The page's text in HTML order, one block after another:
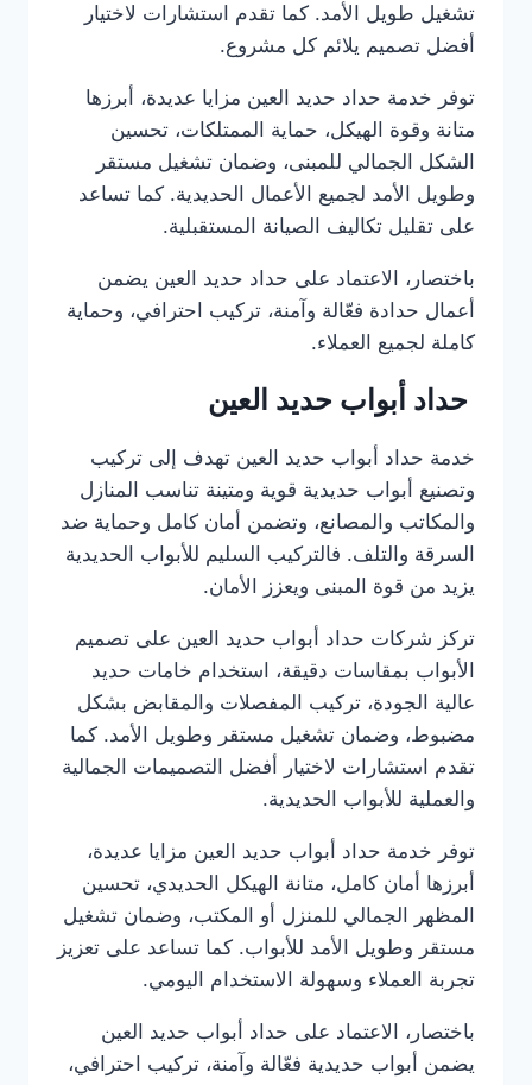
تشغيل طويل الأمد. كما تقدم استشارات لاختيار
أفضل تصميم يلائم كل مشروع.
توفر خدمة حداد حديد العين مزايا عديدة، أبرزها
متانة وقوة الهيكل، حماية الممتلكات، تحسين
الشكل الجمالي للمبنى، وضمان تشغيل مستقر
وطويل الأمد لجميع الأعمال الحديدية. كما تساعد
على تقليل تكاليف الصيانة المستقبلية.
باختصار، الاعتماد على حداد حديد العين يضمن
أعمال حدادة فعّالة وآمنة، تركيب احترافي، وحماية
كاملة لجميع العملاء.
حداد أبواب حديد العين
خدمة حداد أبواب حديد العين تهدف إلى تركيب
وتصنيع أبواب حديدية قوية ومتينة تناسب المنازل
والمكاتب والمصانع، وتضمن أمان كامل وحماية ضد
السرقة والتلف. فالتركيب السليم للأبواب الحديدية
يزيد من قوة المبنى ويعزز الأمان.
تركز شركات حداد أبواب حديد العين على تصميم
الأبواب بمقاسات دقيقة، استخدام خامات حديد
عالية الجودة، تركيب المفصلات والمقابض بشكل
مضبوط، وضمان تشغيل مستقر وطويل الأمد. كما
تقدم استشارات لاختيار أفضل التصميمات الجمالية
والعملية للأبواب الحديدية.
توفر خدمة حداد أبواب حديد العين مزايا عديدة،
أبرزها أمان كامل، متانة الهيكل الحديدي، تحسين
المظهر الجمالي للمنزل أو المكتب، وضمان تشغيل
مستقر وطويل الأمد للأبواب. كما تساعد على تعزيز
تجربة العملاء وسهولة الاستخدام اليومي.
باختصار، الاعتماد على حداد أبواب حديد العين
يضمن أبواب حديدية فعّالة وآمنة، تركيب احترافي،